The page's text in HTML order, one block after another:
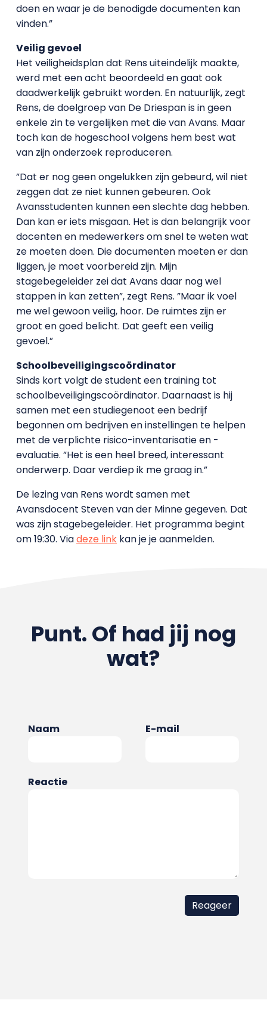
doen en waar je de benodigde documenten kan
vinden.”
Veilig gevoel
Het veiligheidsplan dat Rens uiteindelijk maakte,
werd met een acht beoordeeld en gaat ook
daadwerkelijk gebruikt worden. En natuurlijk, zegt
Rens, de doelgroep van De Driespan is in geen
enkele zin te vergelijken met die van Avans. Maar
toch kan de hogeschool volgens hem best wat
van zijn onderzoek reproduceren.
”Dat er nog geen ongelukken zijn gebeurd, wil niet
zeggen dat ze niet kunnen gebeuren. Ook
Avansstudenten kunnen een slechte dag hebben.
Dan kan er iets misgaan. Het is dan belangrijk voor
docenten en medewerkers om snel te weten wat
ze moeten doen. Die documenten moeten er dan
liggen, je moet voorbereid zijn. Mijn
stagebegeleider zei dat Avans daar nog wel
stappen in kan zetten”, zegt Rens. ”Maar ik voel
me wel gewoon veilig, hoor. De ruimtes zijn er
groot en goed belicht. Dat geeft een veilig
gevoel.”
Schoolbeveiligingscoördinator
Sinds kort volgt de student een training tot
schoolbeveiligingscoördinator. Daarnaast is hij
samen met een studiegenoot een bedrijf
begonnen om bedrijven en instellingen te helpen
met de verplichte risico-inventarisatie en -
evaluatie. ”Het is een heel breed, interessant
onderwerp. Daar verdiep ik me graag in.”
De lezing van Rens wordt samen met
Avansdocent Steven van der Minne gegeven. Dat
was zijn stagebegeleider. Het programma begint
om 19:30. Viadeze linkkan je je aanmelden.
Punt. Of had jij nog
wat?
Naam E-mail
Reactie